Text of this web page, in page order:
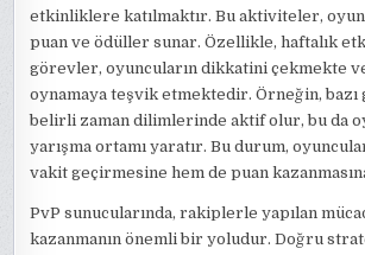
etkinliklere katılmaktır. Bu aktiviteler,
puan ve ödüller sunar. Özellikle, haftalık
görevler, oyuncuların dikkatini çekmekte
oynamaya teşvik etmektedir. Örneğin,
belirli zaman dilimlerinde aktif olur, bu da
yarışma ortamı yaratır. Bu durum,
vakit geçirmesine hem de puan
PvP sunucularında, rakiplerle yapılan
kazanmanın önemli bir yoludur. Doğru